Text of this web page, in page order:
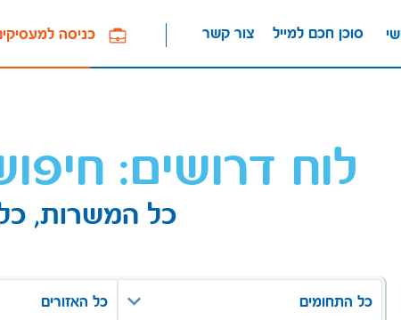
כניסה למעסיקים צור קשר סוכן חכם למייל
לוח דרושים:
כל המשרות,
כל התחומים כל האזורים